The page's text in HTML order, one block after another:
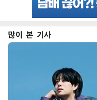
많이 본 기사